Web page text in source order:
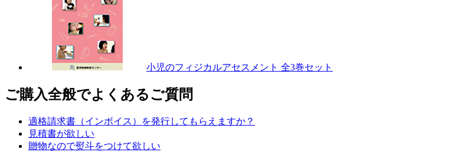
小児のフィジカルアセスメント 全3巻セット
ご購入全般でよくあるご質問
適格請求書（インボイス）を発行してもらえますか？
見積書が欲しい
贈物なので熨斗をつけて欲しい